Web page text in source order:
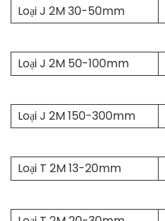
Loại J 2M 30-50mm
Loại J 2M 50-100mm
Loại J 2M 150-300mm
Loại T 2M 13-20mm